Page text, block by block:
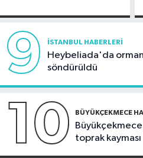
9 İSTANBUL HABERLERI
Heybeliada'da
söndürüldü
10 BÜYÜKÇEKMECE
toprak kayması